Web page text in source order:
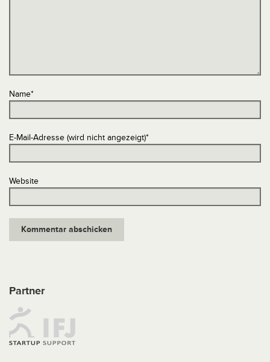
Name*
E-Mail-Adresse (wird nicht angezeigt)*
Website
Partner